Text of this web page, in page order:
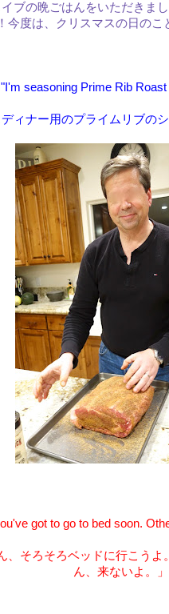
ブの晩ごはんをいただきま
今度は、クリスマスの日のこ
seasoning Prime Rib
ィナー用のプライムリブの
got to go to bed soon.
、そろそろベッドに行こうよ
ん、来ないよ。」